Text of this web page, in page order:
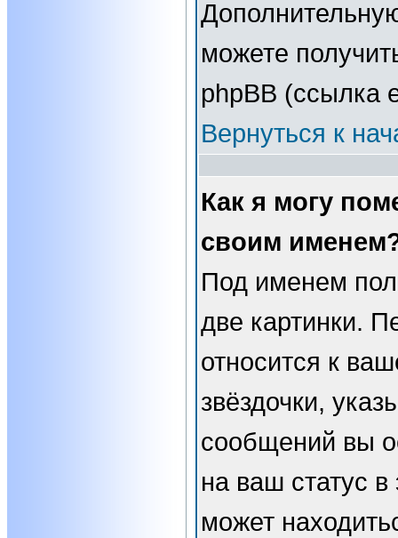
можете
phpBB (ссылка
Вернуться к
Как я могу
своим
Под именем
две картинки.
относится к
звёздочки,
сообщений вы
на ваш статус
может